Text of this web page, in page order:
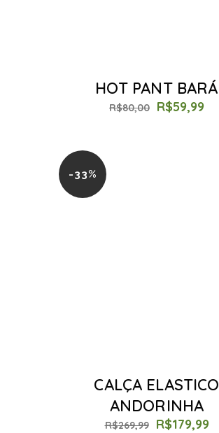
HOT PANT BARÁ
R$80,00 R$59,99
-33%
CALÇA ELASTICO
ANDORINHA
R$269,99 R$179,99